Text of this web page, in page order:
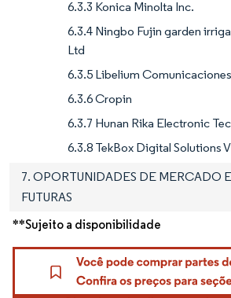
6.3.3 Konica Minolta Inc.
6.3.4 Ningbo Fujin garden
Ltd
6.3.5 Libelium
6.3.6 Cropin
6.3.7 Hunan Rika Electronic
6.3.8 TekBox Digital Solutions
7. OPORTUNIDADES DE MERCADO
FUTURAS
**Sujeito a disponibilidade